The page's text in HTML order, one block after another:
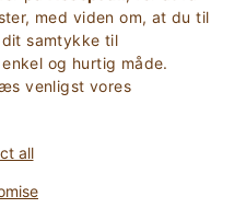
med viden om, at du til
samtykke til
og hurtig måde.
venligst vores
all